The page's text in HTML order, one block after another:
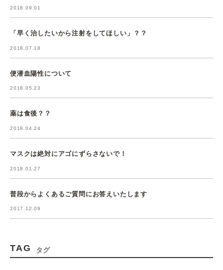
2018.09.01
「早く治したいから注射をしてほしい」？？
2018.07.18
便潜血陽性について
2018.05.23
薬は食後？？
2018.04.24
マスクは絶対にアゴにずらさないで！
2018.01.27
普段からよくあるご質問にお答えいたします
2017.12.09
TAG タグ